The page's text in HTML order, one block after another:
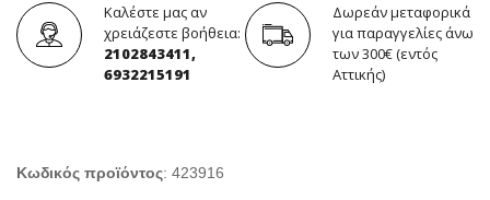
Καλέστε μας αν
χρειάζεστε βοήθεια:
2102843411,
6932215191
Δωρεάν μεταφορικά
για παραγγελίες άνω
των 300€ (εντός
Αττικής)
Κωδικός προϊόντος: 423916